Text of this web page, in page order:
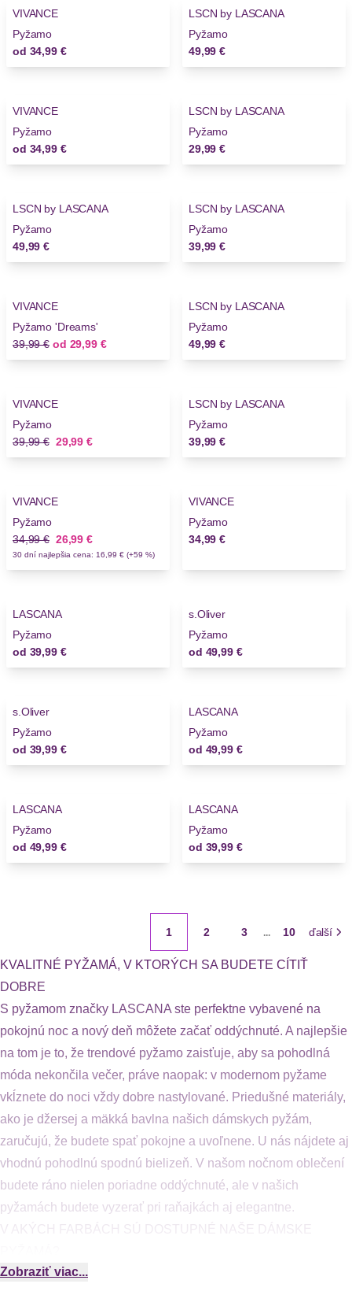
VIVANCE
Pyžamo
od 34,99 €
Novinky
LSCN by LASCANA
Pyžamo
49,99 €
VIVANCE
Pyžamo
od 34,99 €
Novinky
LSCN by LASCANA
Pyžamo
29,99 €
LSCN by LASCANA
Pyžamo
49,99 €
LSCN by LASCANA
Pyžamo
39,99 €
Novinky
VIVANCE
Pyžamo 'Dreams'
Stará cena
39,99 € odNová cena
29,99 €
Novinky
LSCN by LASCANA
Pyžamo
49,99 €
Novinky
VIVANCE
Pyžamo
Stará cena
39,99 € Nová cena
29,99 €
LSCN by LASCANA
Pyžamo
39,99 €
VIVANCE
Pyžamo
Stará cena
34,99 € Nová cena
26,99 €
30 dní najlepšia cena: 16,99 € (+59 %)
VIVANCE
Pyžamo
34,99 €
LASCANA
Pyžamo
od 39,99 €
s.Oliver
Pyžamo
od 49,99 €
s.Oliver
Pyžamo
od 39,99 €
Novinky
LASCANA
Pyžamo
od 49,99 €
LASCANA
Pyžamo
od 49,99 €
LASCANA
Pyžamo
od 39,99 €
1 2 3 ... 10 ďalší
KVALITNÉ PYŽAMÁ, V KTORÝCH SA BUDETE CÍTIŤ
DOBRE
S pyžamom značky LASCANA ste perfektne vybavené na
pokojnú noc a nový deň môžete začať oddýchnuté. A najlepšie
na tom je to, že trendové pyžamo zaisťuje, aby sa pohodlná
móda nekončila večer, práve naopak: v modernom pyžame
vkĺznete do noci vždy dobre nastylované. Priedušné materiály,
ako je džersej a mäkká bavlna našich dámskych pyžám,
zaručujú, že budete spať pokojne a uvoľnene. U nás nájdete aj
vhodnú pohodlnú spodnú bielizeň. V našom nočnom oblečení
budete ráno nielen poriadne oddýchnuté, ale v našich
pyžamách budete vyzerať pri raňajkách aj elegantne.
V našej ponuke sú dostupné pekné dámske pyžamá v týchto
Zobraziť viac...